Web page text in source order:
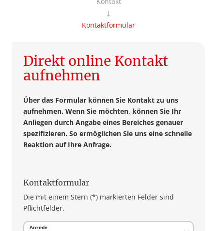
Kontaktformular
Direkt online Kontakt
aufnehmen
Über das Formular können Sie Kontakt zu uns
aufnehmen. Wenn Sie möchten, können Sie Ihr
Anliegen durch Angabe eines Bereiches genauer
spezifizieren. So ermöglichen Sie uns eine schnelle
Reaktion auf Ihre Anfrage.
Kontaktformular
Die mit einem Stern (*) markierten Felder sind
Pflichtfelder.
Anrede